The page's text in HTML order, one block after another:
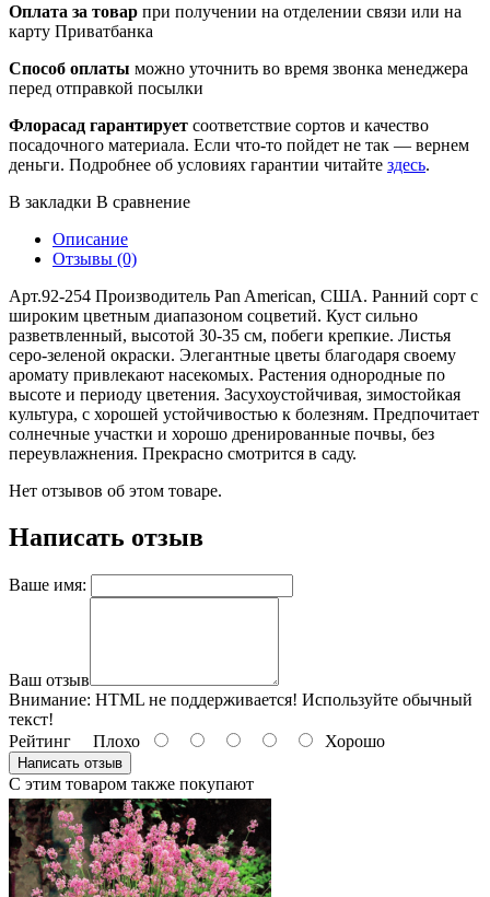
Оплата за товар при получении на отделении связи или на
карту Приватбанка
Способ оплаты можно уточнить во время звонка менеджера
перед отправкой посылки
Флорасад гарантирует соответствие сортов и качество
посадочного материала. Если что-то пойдет не так — вернем
деньги. Подробнее об условиях гарантии читайте здесь.
В закладки В сравнение
Описание
Отзывы (0)
Арт.92-254 Производитель Pan American, США. Ранний сорт с
широким цветным диапазоном соцветий. Куст сильно
разветвленный, высотой 30-35 см, побеги крепкие. Листья
серо-зеленой окраски. Элегантные цветы благодаря своему
аромату привлекают насекомых. Растения однородные по
высоте и периоду цветения. Засухоустойчивая, зимостойкая
культура, с хорошей устойчивостью к болезням. Предпочитает
солнечные участки и хорошо дренированные почвы, без
переувлажнения. Прекрасно смотрится в саду.
Нет отзывов об этом товаре.
Написать отзыв
Ваше имя:
Ваш отзыв
Внимание: HTML не поддерживается! Используйте обычный
текст!
Рейтинг Плохо Хорошо
Написать отзыв
С этим товаром также покупают